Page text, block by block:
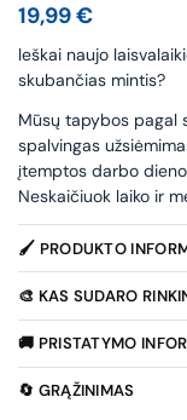
19,99€
leškai naujo
skubančias mintis?
Mūsų tapybos pagal
spalvingas
įtemptos darbo
Neskaičiuok laiko ir
🖌️ PRODUKTO
🎨 KAS SUDARO
🚚 PRISTATYMO
🔄 GRĄŽINIMAS